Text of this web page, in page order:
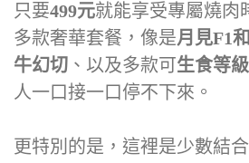
只要499元就能享受專屬燒肉
多款奢華套餐，像是月見F1
牛幻切 、以及多款可生食等級
人一口接一口停不下來。
更特別的是，這裡是少數結